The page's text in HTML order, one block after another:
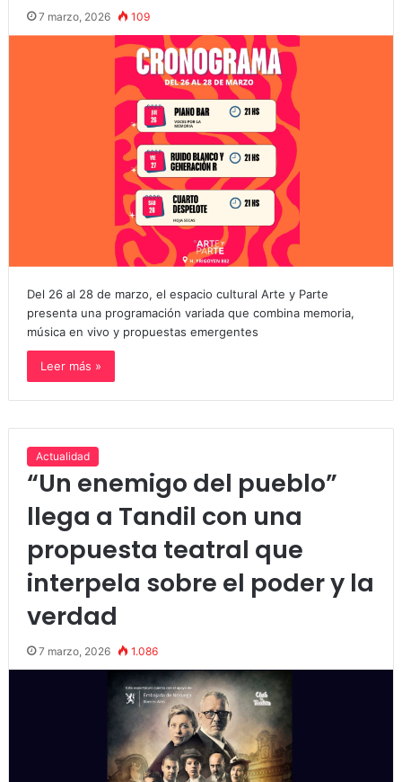
7 marzo, 2026 109
Del 26 al 28 de marzo, el espacio cultural Arte y Parte
presenta una programación variada que combina memoria,
música en vivo y propuestas emergentes
Leer más »
Actualidad
“Un enemigo del pueblo”
llega a Tandil con una
propuesta teatral que
interpela sobre el poder y la
verdad
7 marzo, 2026 1.086